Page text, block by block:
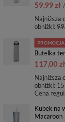
59,99 zł /
Najniższa
obniżki:
PROMOCJA
Butelka
117,00 zł
Najniższa
obniżki:
Cena
Kubek na
Macaroon